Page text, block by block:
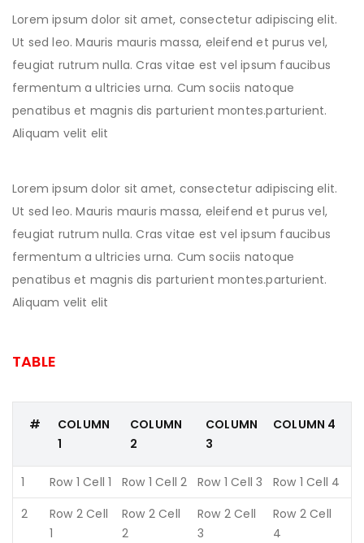
Lorem ipsum dolor sit amet, consectetur adipiscing elit.
Ut sed leo. Mauris mauris massa, eleifend et purus vel,
feugiat rutrum nulla. Cras vitae est vel ipsum faucibus
fermentum a ultricies urna. Cum sociis natoque
penatibus et magnis dis parturient montes.parturient.
Aliquam velit elit
Lorem ipsum dolor sit amet, consectetur adipiscing elit.
Ut sed leo. Mauris mauris massa, eleifend et purus vel,
feugiat rutrum nulla. Cras vitae est vel ipsum faucibus
fermentum a ultricies urna. Cum sociis natoque
penatibus et magnis dis parturient montes.parturient.
Aliquam velit elit
TABLE
#
COLUMN
1
COLUMN
2
COLUMN
3
COLUMN 4
1 Row 1 Cell 1 Row 1 Cell 2 Row 1 Cell 3
Row 1 Cell 4
2
Row 2 Cell
1
Row 2 Cell
2
Row 2 Cell
3
Row 2 Cell
4